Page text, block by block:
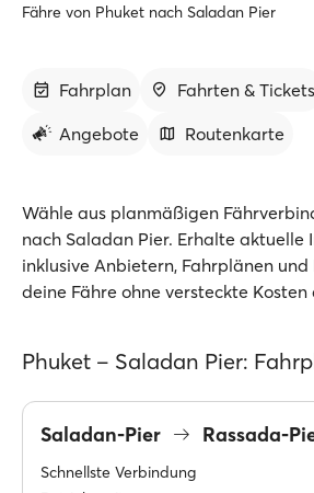
Fähre von Phuket nach Saladan Pier
Fahrplan
Fahrten & Tickets
Angebote
Routenkarte
Wähle aus planmäßigen
nach Saladan Pier. Erhalte aktuelle
inklusive Anbietern, Fahrplänen
deine Fähre ohne versteckte Kosten
Phuket – Saladan Pier:
Saladan-Pier Rassada-
Schnellste Verbindung